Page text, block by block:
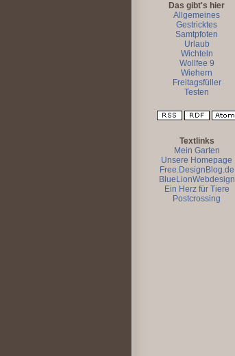
Das gibt's hier
Allgemeines
Gestricktes
Samtpfoten
Urlaub
Wichteln
Wollfee 9
Wiehern
Freitagsfüller
Testen
Textlinks
Mein Garten
Unsere Homepage
Free.DesignBlog.de
BlueLionWebdesign
Ein Herz für Tiere
Postcrossing